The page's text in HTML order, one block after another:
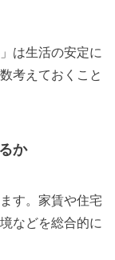
は生活の安定に
考えておくこと
か
す。家賃や住宅
などを総合的に